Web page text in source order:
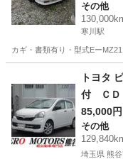
その他
寒川駅
カギ・書類有り・型式Eー
茅ヶ崎市 寒川
トヨタ
付 ＣＤ
バイザ
ル ＡＢ
ト エア
85,000円
その他
埼玉県 熊